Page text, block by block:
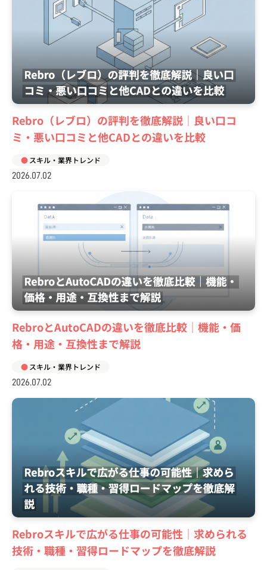
Rebro（レブロ）の評判を徹底解説｜良い口コ
ミ・悪い口コミと他CADとの違いを比較
スキル・業界トレンド
2026.07.02
RebroとAutoCADの違いを徹底比較｜機能・価
格・用途・互換性まで解説
スキル・業界トレンド
2026.07.02
Rebroスキルで広がる仕事の可能性｜求められる
技術・職種・習得ロードマップを徹底解説